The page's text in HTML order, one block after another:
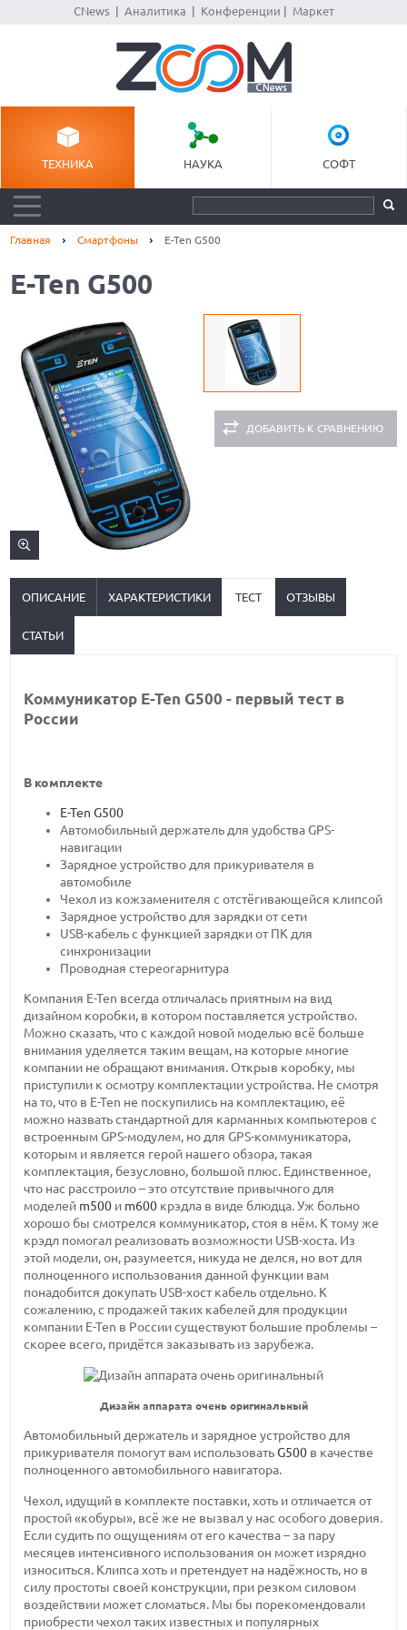
CNews| Аналитика Конференции Маркет
ТЕХНИКА НАУКА СОФТ
Главная Смартфоны E-Ten G500
E-Ten G500
ДОБАВИТЬ К СРАВНЕНИЮ
ОПИСАНИЕ ХАРАКТЕРИСТИКИ ТЕСТ ОТЗЫВЫ
СТАТЬИ
Коммуникатор E-Ten G500 - первый тест в
России
В комплекте
E-Ten G500
Автомобильный держатель для удобства GPS-
навигации
Зарядное устройство для прикуривателя в
автомобиле
Чехол из кожзаменителя с отстёгивающейся клипсой
Зарядное устройство для зарядки от сети
USB-кабель с функцией зарядки от ПК для
синхронизации
Проводная стереогарнитура
Компания E-Ten всегда отличалась приятным на вид
дизайном коробки, в котором поставляется устройство.
Можно сказать, что с каждой новой моделью всё больше
внимания уделяется таким вещам, на которые многие
компании не обращают внимания. Открыв коробку, мы
приступили к осмотру комплектации устройства. Не смотря
на то, что в E-Ten не поскупились на комплектацию, её
можно назвать стандартной для карманных компьютеров с
встроенным GPS-модулем, но для GPS-коммуникатора,
которым и является герой нашего обзора, такая
комплектация, безусловно, большой плюс. Единственное,
что нас расстроило – это отсутствие привычного для
моделей m500 и m600 крэдла в виде блюдца. Уж больно
хорошо бы смотрелся коммуникатор, стоя в нём. К тому же
крэдл помогал реализовать возможности USB-хоста. Из
этой модели, он, разумеется, никуда не делся, но вот для
полноценного использования данной функции вам
понадобится докупать USB-хост кабель отдельно. К
сожалению, с продажей таких кабелей для продукции
компании E-Ten в России существуют большие проблемы –
скорее всего, придётся заказывать из зарубежа.
Дизайн аппарата очень оригинальный
Автомобильный держатель и зарядное устройство для
прикуривателя помогут вам использоватьG500 в качестве
полноценного автомобильного навигатора.
Чехол, идущий в комплекте поставки, хоть и отличается от
простой «кобуры», всё же не вызвал у нас особого доверия.
Если судить по ощущениям от его качества – за пару
месяцев интенсивного использования он может изрядно
износиться. Клипса хоть и претендует на надёжность, но в
силу простоты своей конструкции, при резком силовом
воздействии может сломаться. Мы бы порекомендовали
приобрести чехол таких известных и популярных